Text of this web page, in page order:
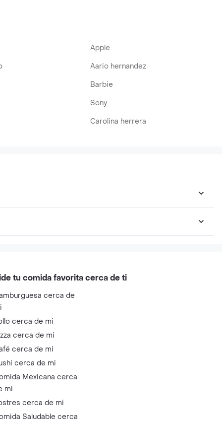
Apple
Aario hernandez
Barbie
Sony
Carolina herrera
tu comida favorita cerca de ti
cerca de
cerca de mi
cerca de mi
cerca de mi
cerca de mi
Mexicana cerca
mi
cerca de mi
Saludable cerca